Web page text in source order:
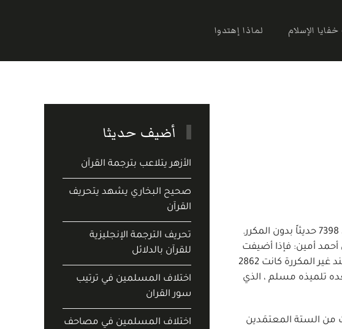
الإسلام لماذا إهتدوا
أول من قام بجمع الأحاديث (بشكل فعلي) هو الإمام البخاري، حوالي عام 25 هـ (865م). وجمع في كتابه حوالي 7398 حديثاً بدون المكرر.
أحمد أمين: فإذا أضيفت
إليه المعلقات والمتابعات والموقوفات والمقطوعات بلغت 9 82 وإذا اقتصر على عد الأحاديث الموصلة السند غير المكررة كانت 2862
حديث. وبعده تلميذه مسلم ، الذي
من الستة المعتمَدين
أضيف حديثا
الأزهر يتلاعب بترجمة القرآن
صحيح البخاري يشهد يتحريف
القرآن
تحريف الترجمة الإنجليزية
للقرآن بالدلائل
اختلاف المسلمين في ترتيب
سور القران
اختلاف المسلمين في مصاحف